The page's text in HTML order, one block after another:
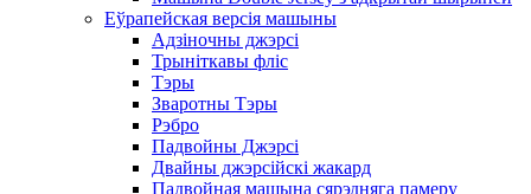
Еўрапейская версія машыны
Адзіночны джэрсі
Трыніткавы фліс
Тэры
Зваротны Тэры
Рэбро
Падвойны Джэрсі
Двайны джэрсійскі жакард
Падвойная машына сярэдняга памеру